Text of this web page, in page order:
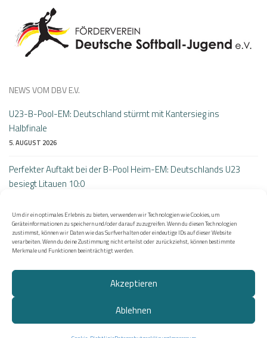
Um dir ein optimales Erlebnis zu bieten, verwenden wir Technologien wie Cookies, um
Geräteinformationen zu speichern und/oder darauf zuzugreifen. Wenn du diesen Technologien
zustimmst, können wir Daten wie das Surfverhalten oder eindeutige IDs auf dieser Website
verarbeiten. Wenn du deine Zustimmung nicht erteilst oder zurückziehst, können bestimmte
Merkmale und Funktionen beeinträchtigt werden.
Akzeptieren
Ablehnen
NEWS VOM DBV E.V.
U23-B-Pool-EM: Deutschland stürmt mit Kantersieg ins
Halbfinale
5. AUGUST 2026
Perfekter Auftakt bei der B-Pool Heim-EM: Deutschlands U23
besiegt Litauen 10:0
DBL am Sonntag: Letzte Duelle vor den Playoffs
2. AUGUST 2026